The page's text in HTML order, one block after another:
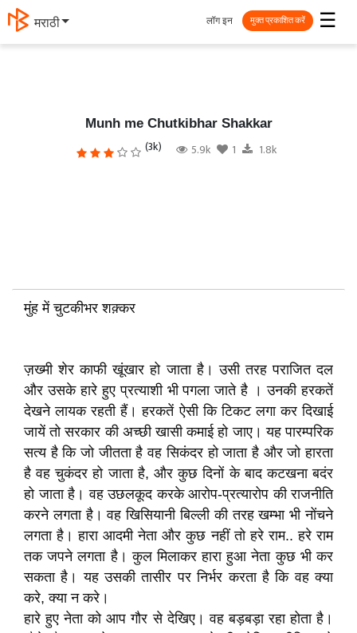
मराठी ☰
लॉग इन मुक्त प्रकाशित करें
Munh me Chutkibhar Shakkar
(3k) 5.9k 1 1.8k
मुंह में चुटकीभर शक़्कर
ज़ख्मी शेर काफी खूंखार हो जाता है। उसी तरह पराजित दल
और उसके हारे हुए प्रत्याशी भी पगला जाते है । उनकी हरकतें
देखने लायक रहती हैं। हरकतें ऐसी कि टिकट लगा कर दिखाई
जायें तो सरकार की अच्छी खासी कमाई हो जाए। यह पारम्परिक
सत्य है कि जो जीतता है वह सिकंदर हो जाता है और जो हारता
है वह चुकंदर हो जाता है, और कुछ दिनों के बाद कटखना बदंर
हो जाता है। वह उछलकूद करके आरोप-प्रत्यारोप की राजनीति
करने लगता है। वह खिसियानी बिल्ली की तरह खम्भा भी नोंचने
लगता है। हारा आदमी नेता और कुछ नहीं तो हरे राम.. हरे राम
तक जपने लगता है। कुल मिलाकर हारा हुआ नेता कुछ भी कर
सकता है। यह उसकी तासीर पर निर्भर करता है कि वह क्या
करे, क्या न करे।
हारे हुए नेता को आप गौर से देखिए। वह बड़बड़ा रहा होता है।